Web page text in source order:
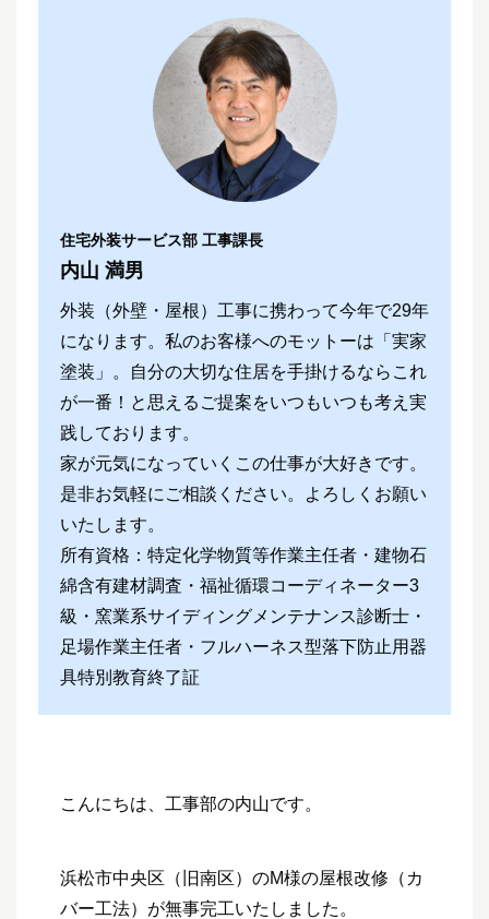
住宅外装サービス部 工事課長
内山 満男
外装（外壁・屋根）工事に携わって今年で29年
になります。私のお客様へのモットーは「実家
塗装」。自分の大切な住居を手掛けるならこれ
が一番！と思えるご提案をいつもいつも考え実
践しております。
家が元気になっていくこの仕事が大好きです。
是非お気軽にご相談ください。よろしくお願い
いたします。
所有資格：特定化学物質等作業主任者・建物石
綿含有建材調査・福祉循環コーディネーター3
級・窯業系サイディングメンテナンス診断士・
足場作業主任者・フルハーネス型落下防止用器
具特別教育終了証
こんにちは、工事部の内山です。
浜松市中央区（旧南区）のM様の屋根改修（カ
バー工法）が無事完工いたしました。